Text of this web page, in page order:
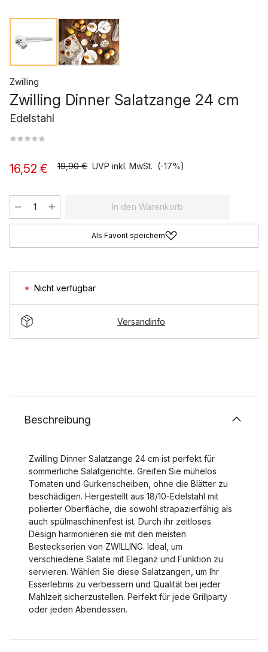
Zwilling
Zwilling Dinner Salatzange 24 cm
Edelstahl
16,52 € 19,90 € UVP inkl. MwSt. (-17%)
In den Warenkorb
Als Favorit speichern
Nicht verfügbar
Versandinfo
Beschreibung
Zwilling Dinner Salatzange 24 cm ist perfekt für
sommerliche Salatgerichte. Greifen Sie mühelos
Tomaten und Gurkenscheiben, ohne die Blätter zu
beschädigen. Hergestellt aus 18/10-Edelstahl mit
polierter Oberfläche, die sowohl strapazierfähig als
auch spülmaschinenfest ist. Durch ihr zeitloses
Design harmonieren sie mit den meisten
Besteckserien von ZWILLING. Ideal, um
verschiedene Salate mit Eleganz und Funktion zu
servieren. Wählen Sie diese Salatzangen, um Ihr
Esserlebnis zu verbessern und Qualität bei jeder
Mahlzeit sicherzustellen. Perfekt für jede Grillparty
oder jeden Abendessen.